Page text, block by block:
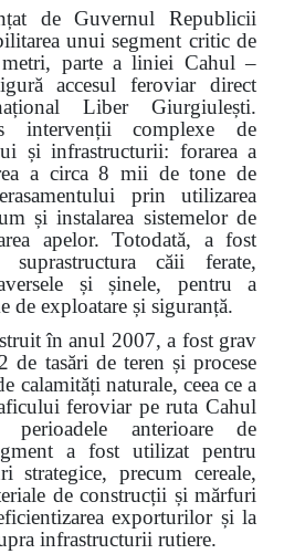
de Guvernul Republicii
unui segment critic de
parte a liniei Cahul –
accesul feroviar direct
Liber Giurgiulești.
intervenții complexe de
și infrastructurii: forarea a
a circa 8 mii de tone de
prin utilizarea
și instalarea sistemelor de
apelor. Totodată, a fost
suprastructura căii ferate,
și șinele, pentru a
de exploatare și siguranță.
în anul 2007, a fost grav
de tasări de teren și procese
calamități naturale, ceea ce a
feroviar pe ruta Cahul
anterioare de
a fost utilizat pentru
strategice, precum cereale,
de construcții și mărfuri
exporturilor și la
infrastructurii rutiere.